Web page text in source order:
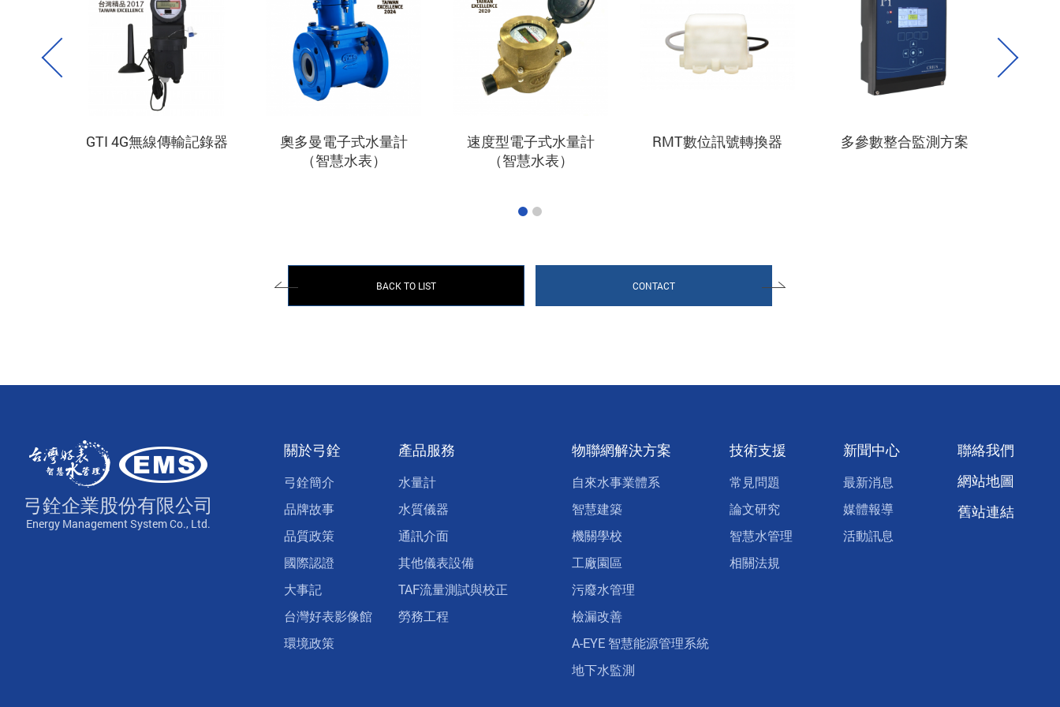
GTI 4G無線傳輸記錄器
奧多曼電子式水量計
（智慧水表）
速度型電子式水量計
（智慧水表）
RMT數位訊號轉換器 多參數整合監測方案
BACK TO LIST CONTACT
弓銓企業股份有限公司
Energy Management System Co., Ltd.
關於弓銓
弓銓簡介
品牌故事
品質政策
國際認證
大事記
台灣好表影像館
環境政策
產品服務
水量計
水質儀器
通訊介面
其他儀表設備
TAF流量測試與校正
勞務工程
物聯網解決方案
自來水事業體系
智慧建築
機關學校
工廠園區
污廢水管理
檢漏改善
A-EYE 智慧能源管理系統
地下水監測
技術支援
常見問題
論文研究
智慧水管理
相關法規
新聞中心
最新消息
媒體報導
活動訊息
聯絡我們
網站地圖
舊站連結